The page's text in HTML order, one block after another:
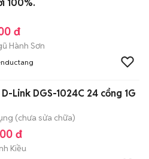
100%.
đ
Hành Sơn
Link DGS-1024C 24 cổng 1G
(chưa sửa chữa)
đ
Kiều